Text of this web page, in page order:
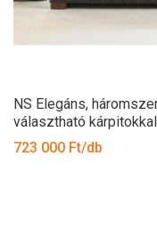
NS Elegáns,
választható kárpitokkal
723 000 Ft/db